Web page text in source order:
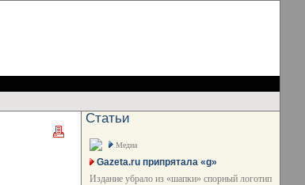
Статьи
Медиа
Gazeta.ru припрятала «g»
Издание убрало из «шапки» спорный логотип